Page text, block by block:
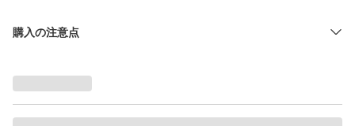
購入の注意点